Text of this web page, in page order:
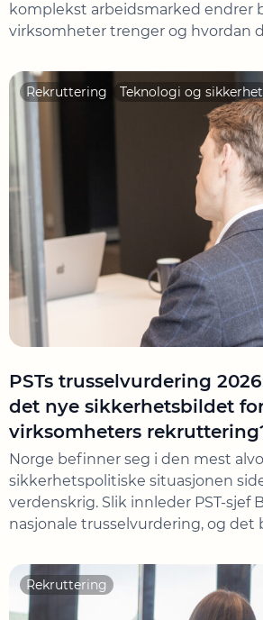
komplekst arbeidsmarked endrer
virksomheter trenger og hvordan
mener blir særlig viktige å kjenne
god leder. Proaktiv search og
utlysninger De beste lederne
Rekruttering Teknologi og sikkerhet
PSTs trusselvurdering
det nye sikkerhetsbildet
virksomheters
Norge befinner seg i den mest
sikkerhetspolitiske situasjonen
verdenskrig. Slik innleder PST-sjef
nasjonale trusselvurdering, og det
PSTs rapport er skrevet for å gi
offentlige og private
det for hvilken kompetanse du
Rekruttering